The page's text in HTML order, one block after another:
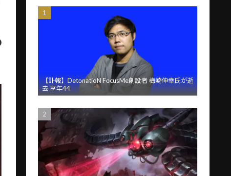
【訃報】DetonatioN FocusMe創設者 梅崎伸幸氏が逝
去 享年44